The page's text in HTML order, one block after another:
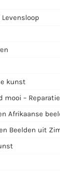
kunst
mooi – Reparatie
Afrikaanse
Beelden uit